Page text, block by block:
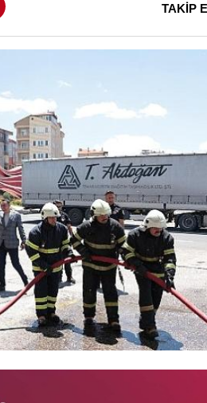
TAKİP